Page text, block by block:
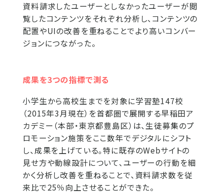
資料請求したユーザーとしなかったユーザーが閲
覧したコンテンツをそれぞれ分析し、コンテンツの
配置やUIの改善を重ねることでより高いコンバー
ジョンにつながった。
成果を3つの指標で測る
小学生から高校生までを対象に学習塾147校
（2015年3月現在）を首都圏で展開する早稲田ア
カデミー（本部・東京都豊島区）は、生徒募集のプ
ロモーション施策をここ数年でデジタルにシフト
し、成果を上げている。特に既存のWebサイトの
見せ方や動線設計について、ユーザーの行動を細
かく分析し改善を重ねることで、資料請求数を従
来比で25％向上させることができた。